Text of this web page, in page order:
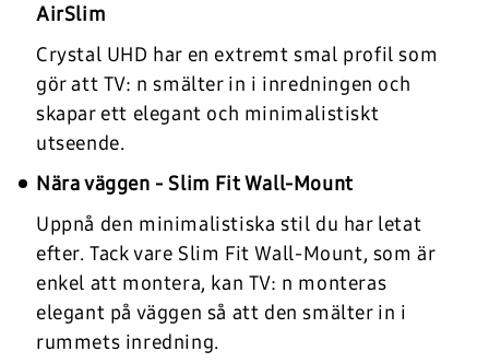
AirSlim
Crystal UHD har en extremt smal profil som
gör att TV: n smälter in i inredningen och
skapar ett elegant och minimalistiskt
utseende.
Nära väggen - Slim Fit Wall-Mount
Uppnå den minimalistiska stil du har letat
efter. Tack vare Slim Fit Wall-Mount, som är
enkel att montera, kan TV: n monteras
elegant på väggen så att den smälter in i
rummets inredning.